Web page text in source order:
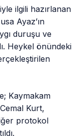
ilgili hazırlanan
Ayaz’ın
duruşu ve
Heykel önündeki
Kaymakam
Kurt,
protokol